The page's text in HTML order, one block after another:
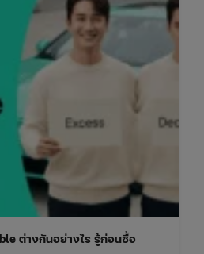
ต่างกันอย่างไร รู้ก่อนซื้อ